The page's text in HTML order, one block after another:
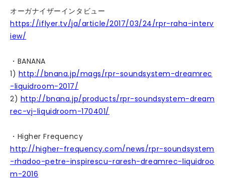
オーガナイザーインタビュー
https://iflyer.tv/ja/article/2017/03/24/rpr-raha-interv
iew/
・BANANA
1) http://bnana.jp/mags/rpr-soundsystem-dreamrec
-liquidroom-2017/
2) http://bnana.jp/products/rpr-soundsystem-dream
rec-vj-liquidroom-170401/
・Higher Frequency
http://higher-frequency.com/news/rpr-soundsystem
-rhadoo-petre-inspirescu-raresh-dreamrec-liquidroo
m-2016